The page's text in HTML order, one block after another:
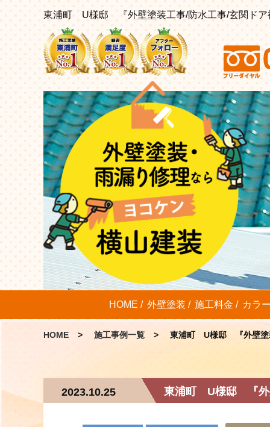
HOME 外壁塗装 施工料金 カラ
HOME 施工事例一覧 東浦町 U様邸 『外壁塗
東浦町 U様邸 『外
2023.10.25